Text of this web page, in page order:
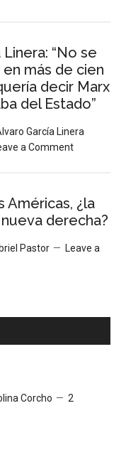
“No se
más de cien
decir Marx
del Estado”
García Linera
a Comment
Américas, ¿la
derecha?
Pastor
Leave a
Corcho
2